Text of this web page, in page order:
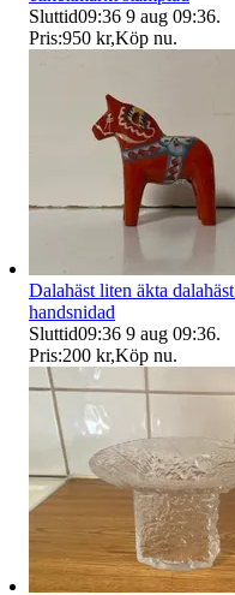
Sluttid09:36 9 aug 09:36.
Pris:950 kr,Köp nu.
Dalahäst liten äkta
handsnidad
Sluttid09:36 9 aug 09:36.
Pris:200 kr,Köp nu.